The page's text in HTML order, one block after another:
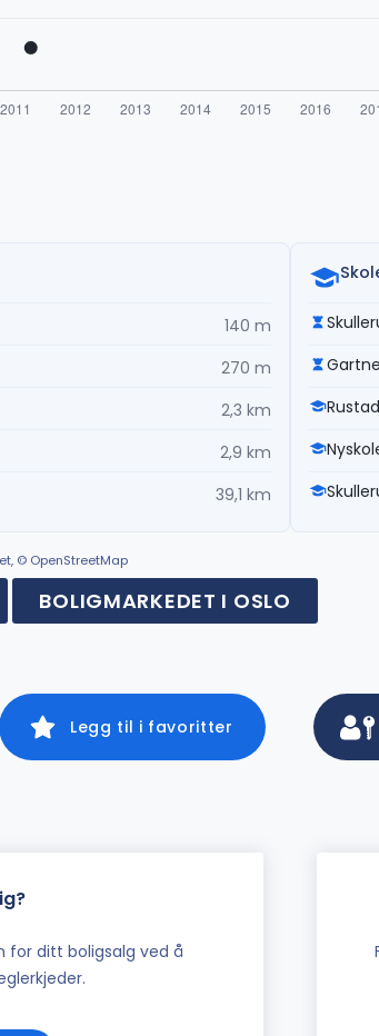
140 m
270 m
2,3 km
2,9 km
39,1 km
© OpenStreetMap
BOLIGMARKEDET I OSLO
Legg til i favoritter
for ditt boligsalg ved å